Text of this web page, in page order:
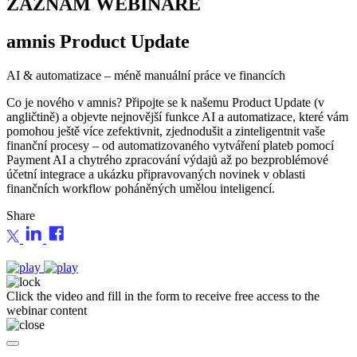
amnis Product Update
AI & automatizace – méně manuální práce ve financích
Co je nového v amnis? Připojte se k našemu Product Update (v
angličtině) a objevte nejnovější funkce AI a automatizace, které vám
pomohou ještě více zefektivnit, zjednodušit a zinteligentnit vaše
finanční procesy – od automatizovaného vytváření plateb pomocí
Payment AI a chytrého zpracování výdajů až po bezproblémové
účetní integrace a ukázku připravovaných novinek v oblasti
finančních workflow poháněných umělou inteligencí.
Share
Click the video and fill in the form to receive free access to the
webinar content